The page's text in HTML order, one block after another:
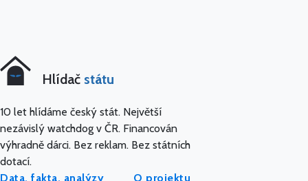
Hlídač státu
10 let hlídáme český stát. Největší
nezávislý watchdog v ČR. Financován
výhradně dárci. Bez reklam. Bez státních
dotací.
Data, fakta, analýzy
O projektu